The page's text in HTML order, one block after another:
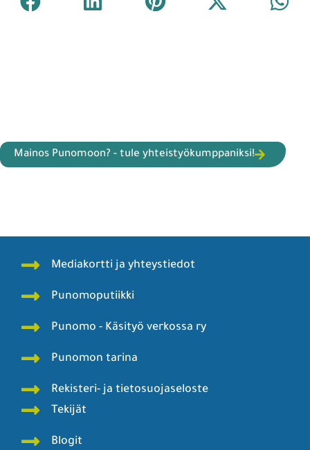
Mainos Punomoon? - tule yhteistyökumppaniksi!
Mediakortti ja yhteystiedot
Punomoputiikki
Punomo - Käsityö verkossa ry
Punomon tarina
Rekisteri- ja tietosuojaseloste
Tekijät
Blogit